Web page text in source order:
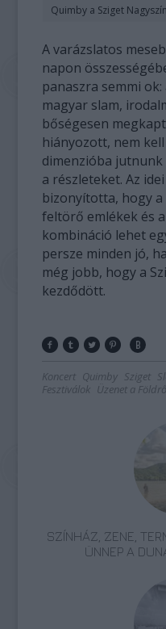
Quimby a Sziget
A varázslatos
napon
panaszra semmi
magyar slam,
bőségesen
hiányozott, nem
dimenzióba
a részleteket. Az
bizonyította, hogy
feltörő emlékek és
kombináció lehet
persze minden jó,
még jobb, hogy a
kezdődött.
Koncert Quimby Sziget
Fesztiválok Üzenet a
SZÍNHÁZ, ZENE,
ÜNNEP A